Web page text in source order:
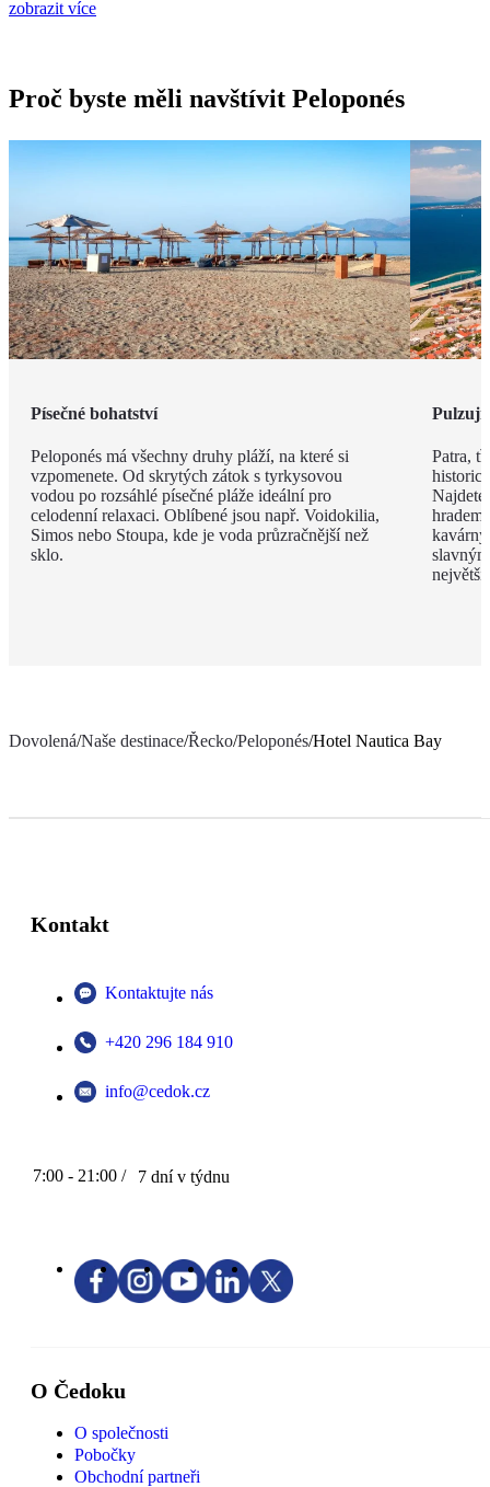
zobrazit více
Proč byste měli navštívit Peloponés
Písečné bohatství
Peloponés má všechny druhy pláží, na které si
vzpomenete. Od skrytých zátok s tyrkysovou
vodou po rozsáhlé písečné pláže ideální pro
celodenní relaxaci. Oblíbené jsou např. Voidokilia,
Simos nebo Stoupa, kde je voda průzračnější než
sklo.
Patra,
Najdete
hradem
Dovolená/Naše destinace/Řecko/Peloponés/Hotel Nautica Bay
Kontakt
Kontaktujte nás
+420 296 184 910
info@cedok.cz
7:00 - 21:00 / 7 dní v týdnu
O Čedoku
O společnosti
Pobočky
Obchodní partneři